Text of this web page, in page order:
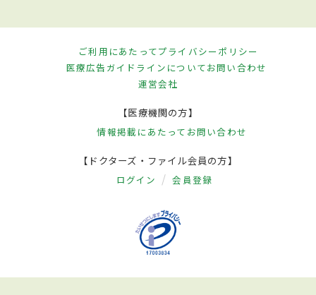
ご利用にあたってプライバシーポリシー
医療広告ガイドラインについてお問い合わせ
運営会社
【医療機関の方】
情報掲載にあたって お問い合わせ
【ドクターズ・ファイル会員の方】
ログイン 会員登録